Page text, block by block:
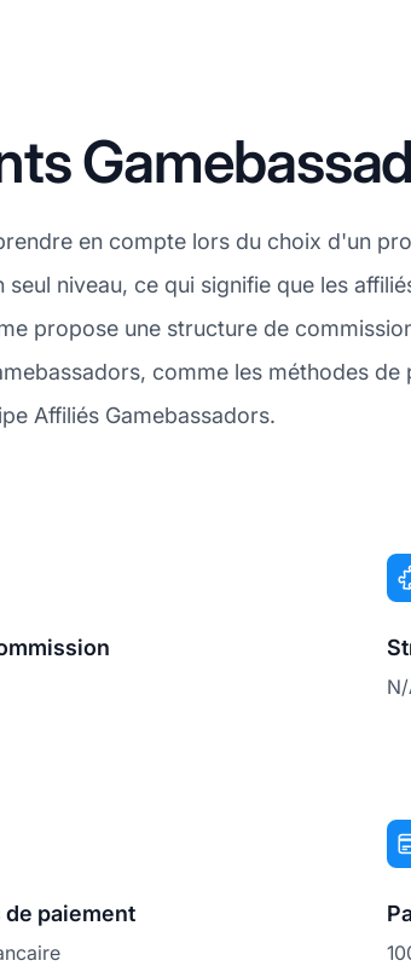
en compte lors du choix d'un
seul niveau, ce qui signifie que les
propose une structure de
comme les méthodes
Affiliés Gamebassadors.
paiement